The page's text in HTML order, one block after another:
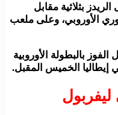
بثلاثية مقابل
الأوروبي، وعلى ملعب
بالبطولة الأوروبية
إيطاليا الخميس المقبل.
ليفربول